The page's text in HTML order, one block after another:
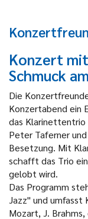
Konzert
Schmuck
Die
Konzertabend ein
das Klarinettentrio
Peter Taferner
Besetzung. Mit
schafft das Trio
gelobt wird.
Das Programm
Jazz" und umfasst
Mozart, J. Brahms,